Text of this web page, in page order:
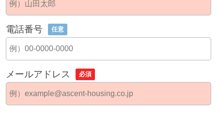
電話番号 任意
メールアドレス 必須